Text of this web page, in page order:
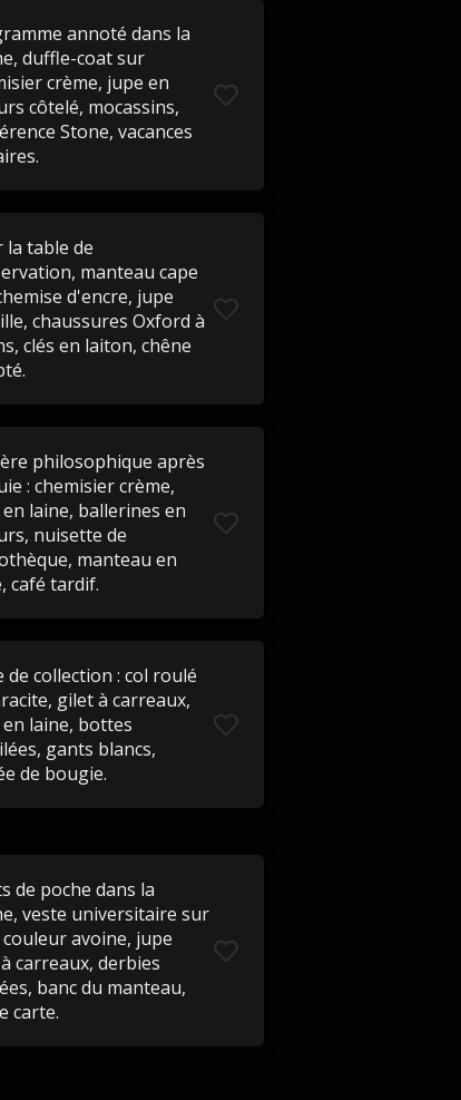
annoté dans la
duffle-coat sur
crème, jupe en
côtelé, mocassins,
Stone, vacances
la table de
manteau cape
d'encre, jupe
chaussures Oxford à
clés en laiton, chêne
philosophique après
: chemisier crème,
laine, ballerines en
nuisette de
manteau en
café tardif.
de collection : col roulé
gilet à carreaux,
laine, bottes
gants blancs,
de bougie.
de poche dans la
veste universitaire sur
avoine, jupe
carreaux, derbies
banc du manteau,
carte.